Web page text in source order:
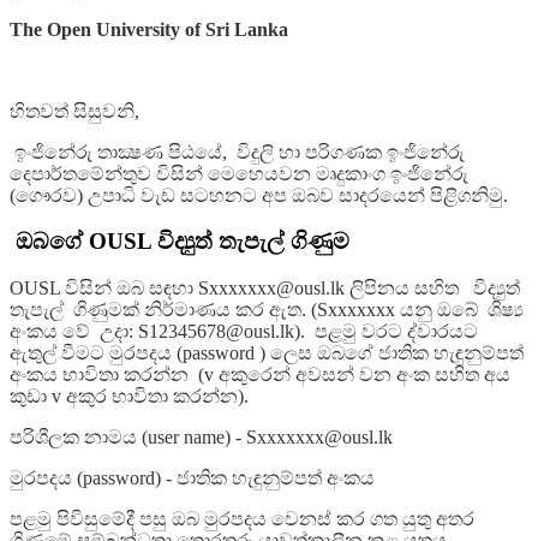
The Open University of Sri Lanka
හිතවත් සිසුවනි,
ඉංජිනේරු තාක්‍ෂණ පිඨයේ, විදුලි හා පරිගණක ඉංජිනේරු
දෙපාර්තමේන්තුව විසින් මෙහෙයවන මෘදුකාංග ඉංජිනේරු
(ගෞරව) උපාධි වැඩ සටහනට අප ඔබව සාදරයෙන් පිළිගනිමු.
ඔබගේ OUSL විද්‍යුත් තැපැල් ගිණුම
OUSL විසින් ඔබ සඳහා Sxxxxxxx@ousl.lk ලිපිනය සහිත විද්‍යුත්
තැපැල් ගිණුමක් නිර්මාණය කර ඇත. (Sxxxxxxx යනු ඔබේ ශිෂ්‍ය
අංකය වේ උදා: S12345678@ousl.lk). පළමු වරට ද්වාරයට
ඇතුල් වීමට මුරපදය (password ) ලෙස ඔබගේ ජාතික හැඳුනුම්පත්
අංකය භාවිතා කරන්න (v අකුරෙන් අවසන් වන අංක සහිත අය
කුඩා v අකුර භාවිතා කරන්න).
පරිශීලක නාමය (user name) - Sxxxxxxx@ousl.lk
මුරපදය (password) - ජාතික හැඳුනුම්පත් අංකය
පළමු පිවිසුමේදී පසු ඔබ මුරපදය වෙනස් කර ගත යුතු අතර